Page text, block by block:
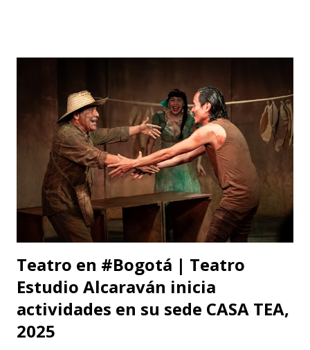
verdura esperanzada y férvida del prado? y ese sufrir de
espinas y dulzura y jardín por alondras clausurado? En tu
clara bondad de miel caliente, sombra casi de fruto
sugerente entre nubes y pájaros soñando. Y en tu llama de
sangre perseguida, indefinidamente indefinida, sigues por
tu perfume caminando.
Teatro en #Bogotá | Teatro
Estudio Alcaraván inicia
actividades en su sede CASA TEA,
2025